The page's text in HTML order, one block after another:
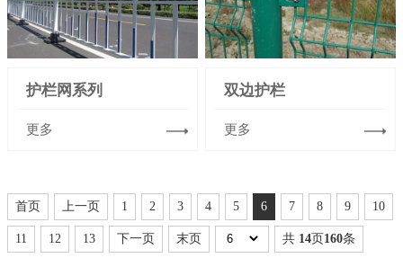
护栏网系列
更多
双边护栏
更多
首页 上一页 1 2 3 4 5 6 7 8 9 10
11 12 13 下一页 末页 共 14页160条